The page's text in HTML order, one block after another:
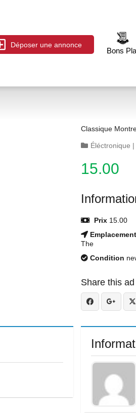
Déposer une annonce
Bons
Classique
Éléctronique |
15.00
Prix 15.00
Emplacement
The
Condition
Share this ad